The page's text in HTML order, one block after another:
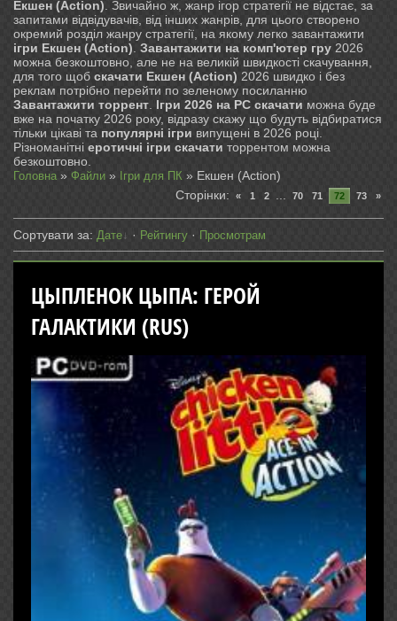
Екшен (Action) . Звичайно ж, жанр ігор стратегії не відстає, за
запитами відвідувачів, від інших жанрів, для цього створено
окремий розділ жанру стратегії, на якому легко завантажити
ігри Екшен (Action) Завантажити на комп'ютер гру 2026
можна безкоштовно, але не на великій швидкості скачування,
для того щоб скачати Екшен (Action) 2026 швидко і без
реклам потрібно перейти по зеленому посиланню
Завантажити торрент Ігри 2026 на PC скачати можна буде
вже на початку 2026 року, відразу скажу що будуть відбиратися
тільки цікаві та популярні ігри випущені в 2026 році.
Різноманітні еротичні ігри скачати торрентом можна
безкоштовно.
Головна » Файли » Ігри для ПК » Екшен (Action)
Сторінки: « 1 2 70 71 72 73 »
Сортувати за: Дате · Рейтингу · Просмотрам
ЦЫПЛЕНОК ЦЫПА: ГЕРОЙ
ГАЛАКТИКИ (RUS)